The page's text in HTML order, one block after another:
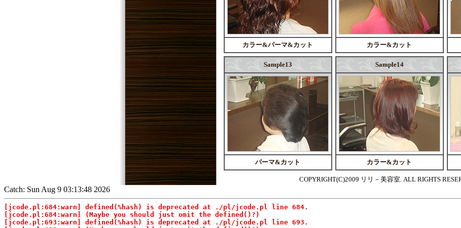
カラー&パーマ&カット カラー&カット
Sample13
パーマ&カット
Sample14
カラー&カット
COPYRIGHT(C)2009 リリ－美容室. ALL RIGHTS
Catch: Sun Aug 9 03:13:48 2026
[jcode.pl:684:warn] defined(%hash) is deprecated at ./pl/jcode.pl line 684.
[jcode.pl:684:warn] (Maybe you should just omit the defined()?)
[jcode.pl:693:warn] defined(%hash) is deprecated at ./pl/jcode.pl line 693.